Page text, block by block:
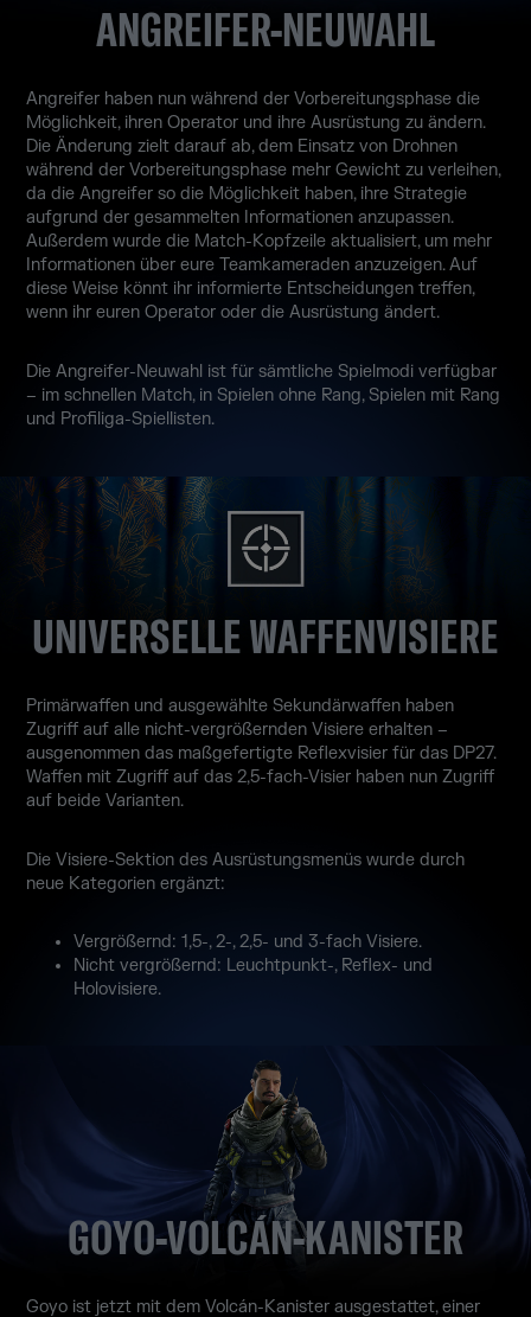
ANGREIFER-NEUWAHL
Angreifer haben nun während der Vorbereitungsphase die
Möglichkeit, ihren Operator und ihre Ausrüstung zu ändern.
Die Änderung zielt darauf ab, dem Einsatz von Drohnen
während der Vorbereitungsphase mehr Gewicht zu verleihen,
da die Angreifer so die Möglichkeit haben, ihre Strategie
aufgrund der gesammelten Informationen anzupassen.
Außerdem wurde die Match-Kopfzeile aktualisiert, um mehr
Informationen über eure Teamkameraden anzuzeigen. Auf
diese Weise könnt ihr informierte Entscheidungen treffen,
wenn ihr euren Operator oder die Ausrüstung ändert.
Die Angreifer-Neuwahl ist für sämtliche Spielmodi verfügbar
– im schnellen Match, in Spielen ohne Rang, Spielen mit Rang
und Profiliga-Spiellisten.
UNIVERSELLE WAFFENVISIERE
Primärwaffen und ausgewählte Sekundärwaffen haben
Zugriff auf alle nicht-vergrößernden Visiere erhalten –
ausgenommen das maßgefertigte Reflexvisier für das DP27.
Waffen mit Zugriff auf das 2,5-fach-Visier haben nun Zugriff
auf beide Varianten.
Die Visiere-Sektion des Ausrüstungsmenüs wurde durch
neue Kategorien ergänzt:
Vergrößernd: 1,5-, 2-, 2,5- und 3-fach Visiere.
Nicht vergrößernd: Leuchtpunkt-, Reflex- und
Holovisiere.
GOYO-VOLCÁN-KANISTER
Goyo ist jetzt mit dem Volcán-Kanister ausgestattet, einer